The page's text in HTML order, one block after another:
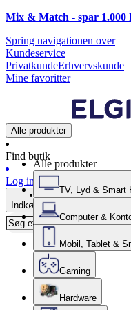
Mix & Match - spar
Spring navigationen over
Kundeservice
PrivatkundeErhvervskunde
Mine favoritter
Alle produkter
Find butik
Log ind
Indkøbskurv
Alle produkter
TV, Lyd & Smart
Computer &
Mobil, Tablet &
Gaming
Hardware